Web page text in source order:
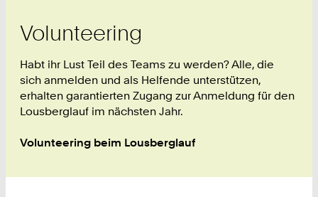
Volunteering
Habt ihr Lust Teil des Teams zu werden? Alle, die
sich anmelden und als Helfende unterstützen,
erhalten garantierten Zugang zur Anmeldung für den
Lousberglauf im nächsten Jahr.
Volunteering beim Lousberglauf